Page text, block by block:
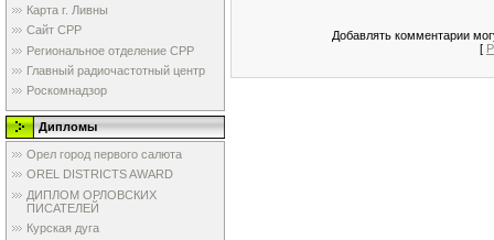
Карта г. Ливны
Сайт СРР
Региональное отделение СРР
Главный радиочастотный центр
Роскомнадзор
Дипломы
Орел город первого салюта
OREL DISTRICTS AWARD
ДИПЛОМ ОРЛОВСКИХ
ПИСАТЕЛЕЙ
Курская дуга
Добавлять комментарии
[